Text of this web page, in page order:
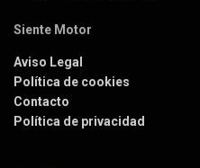
Siente Motor
Aviso Legal
Política de cookies
Contacto
Política de privacidad